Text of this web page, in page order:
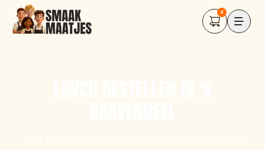
0